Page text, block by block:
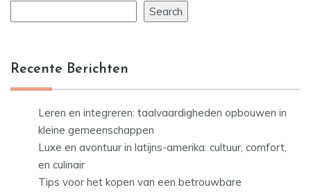
Search
Recente Berichten
Leren en integreren: taalvaardigheden opbouwen in
kleine gemeenschappen
Luxe en avontuur in latijns-amerika: cultuur, comfort,
en culinair
Tips voor het kopen van een betrouwbare